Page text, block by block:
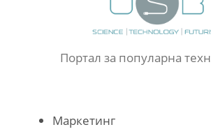
Портал за популарна
Маркетинг